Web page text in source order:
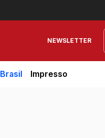
NEWSLETTER
Brasil Impresso